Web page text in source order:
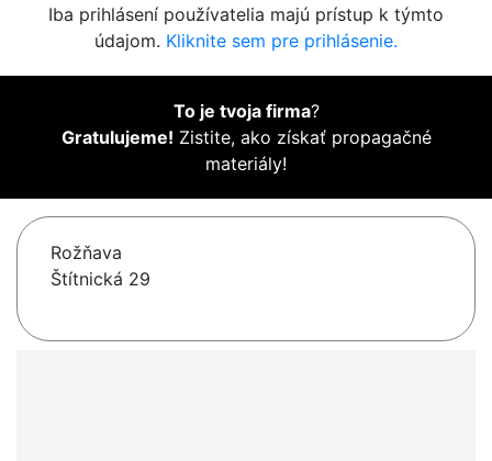
Iba prihlásení používatelia majú prístup k týmto
údajom. Kliknite sem pre prihlásenie.
To je tvoja firma?
Gratulujeme! Zistite, ako získať propagačné
materiály!
Rožňava
Štítnická 29